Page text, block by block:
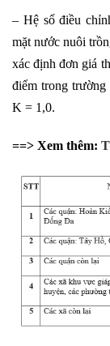
– Hệ số điều
mặt nước nuôi
xác định đơn giá
điểm trong trường
K = 1,0.
==> Xem thêm: